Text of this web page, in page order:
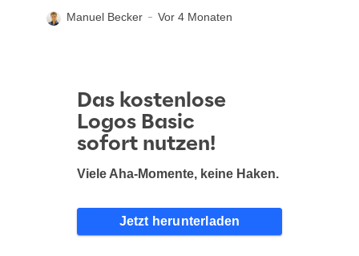
Manuel Becker Vor 4 Monaten
Das kostenlose
Logos Basic
sofort nutzen!
Viele Aha-Momente, keine Haken.
Jetzt herunterladen